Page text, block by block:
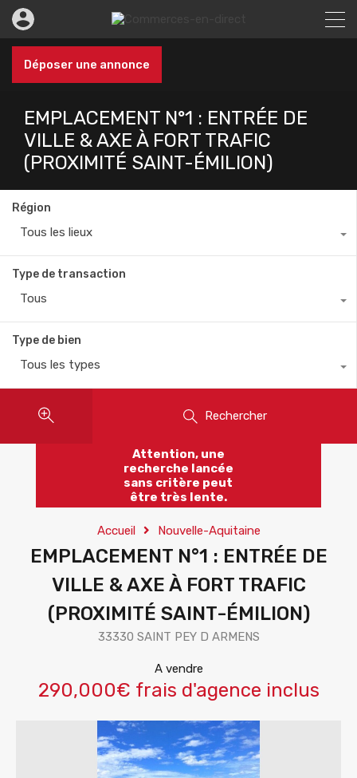
Déposer une annonce
EMPLACEMENT N°1 : ENTRÉE DE
VILLE & AXE À FORT TRAFIC
(PROXIMITÉ SAINT-ÉMILION)
Région
Tous les lieux
Type de transaction
Tous
Type de bien
Tous les types
Rechercher
Attention, une
recherche lancée
sans critère peut
être très lente.
Accueil Nouvelle-Aquitaine
EMPLACEMENT N°1 : ENTRÉE DE
VILLE & AXE À FORT TRAFIC
(PROXIMITÉ SAINT-ÉMILION)
33330 SAINT PEY D ARMENS
A vendre
290,000€ frais d'agence inclus